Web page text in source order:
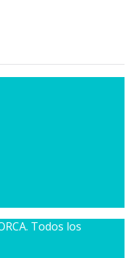
Todos los